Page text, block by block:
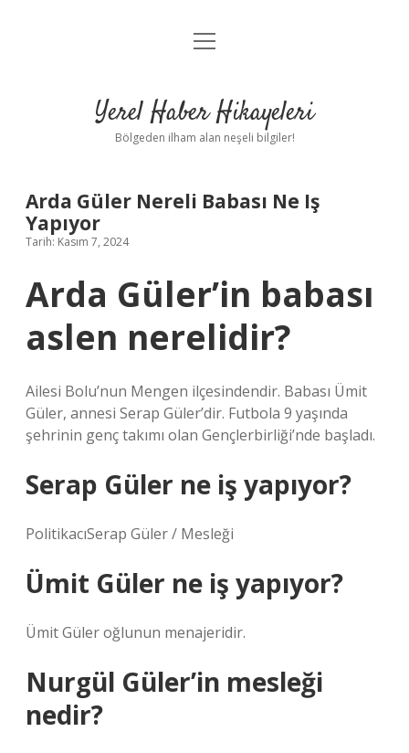
Anasayfa
Yasal Uyarı
menüyü
Yerel Haber Hikayeleri
Bölgeden ilham alan neşeli bilgiler!
Arda Güler Nereli Babası Ne Iş
Yapıyor
Tarih: Kasım 7, 2024
Arda Güler’in babası
aslen nerelidir?
Ailesi Bolu’nun Mengen ilçesindendir. Babası Ümit
Güler, annesi Serap Güler’dir. Futbola 9 yaşında
şehrinin genç takımı olan Gençlerbirliği’nde başladı.
Serap Güler ne iş yapıyor?
PolitikacıSerap Güler / Mesleği
Ümit Güler ne iş yapıyor?
Ümit Güler oğlunun menajeridir.
Nurgül Güler’in mesleği
nedir?